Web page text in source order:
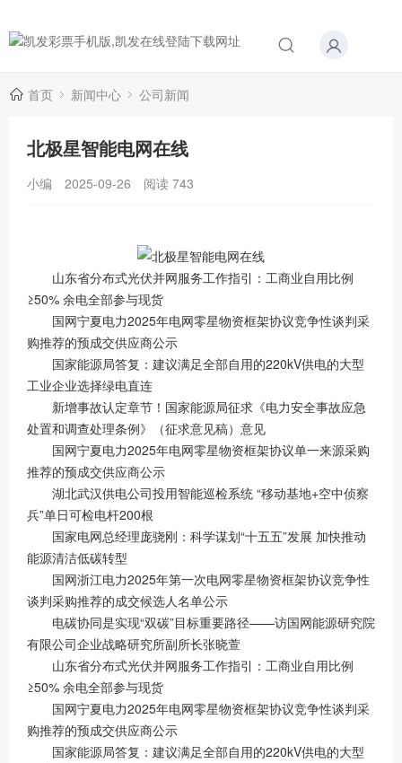
首页 新闻中心 公司新闻
北极星智能电网在线
小编 2025-09-26 阅读 743
山东省分布式光伏并网服务工作指引：工商业自用比例
≥50% 余电全部参与现货
国网宁夏电力2025年电网零星物资框架协议竞争性谈判采
购推荐的预成交供应商公示
国家能源局答复：建议满足全部自用的220kV供电的大型
工业企业选择绿电直连
新增事故认定章节！国家能源局征求《电力安全事故应急
处置和调查处理条例》（征求意见稿）意见
国网宁夏电力2025年电网零星物资框架协议单一来源采购
推荐的预成交供应商公示
湖北武汉供电公司投用智能巡检系统 “移动基地+空中侦察
兵”单日可检电杆200根
国家电网总经理庞骁刚：科学谋划“十五五”发展 加快推动
能源清洁低碳转型
国网浙江电力2025年第一次电网零星物资框架协议竞争性
谈判采购推荐的成交候选人名单公示
电碳协同是实现“双碳”目标重要路径——访国网能源研究院
有限公司企业战略研究所副所长张晓萱
山东省分布式光伏并网服务工作指引：工商业自用比例
≥50% 余电全部参与现货
国网宁夏电力2025年电网零星物资框架协议竞争性谈判采
购推荐的预成交供应商公示
国家能源局答复：建议满足全部自用的220kV供电的大型